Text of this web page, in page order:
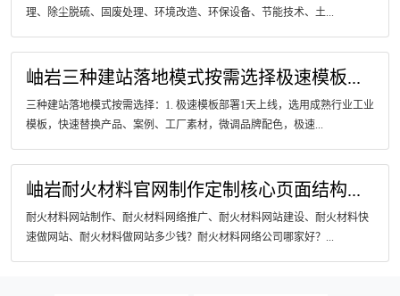
理、除尘脱硫、固废处理、环境改造、环保设备、节能技术、土...
岫岩三种建站落地模式按需选择极速模板...
三种建站落地模式按需选择：1. 极速模板部署1天上线，选用成熟行业工业
模板，快速替换产品、案例、工厂素材，微调品牌配色，极速...
岫岩耐火材料官网制作定制核心页面结构...
耐火材料网站制作、耐火材料网络推广、耐火材料网站建设、耐火材料快
速做网站、耐火材料做网站多少钱？耐火材料网络公司哪家好？...